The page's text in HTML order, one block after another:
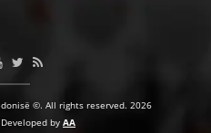
©. All rights reserved. 2026
by AA